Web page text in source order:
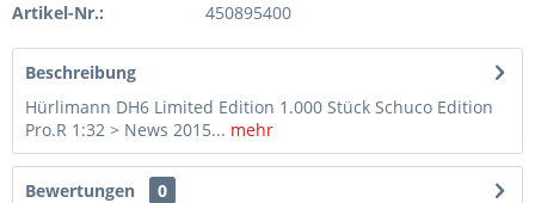
Artikel-Nr.: 450895400
Beschreibung
Hürlimann DH6 Limited Edition 1.000 Stück Schuco Edition
Pro.R 1:32 > News 2015... mehr
Bewertungen
0